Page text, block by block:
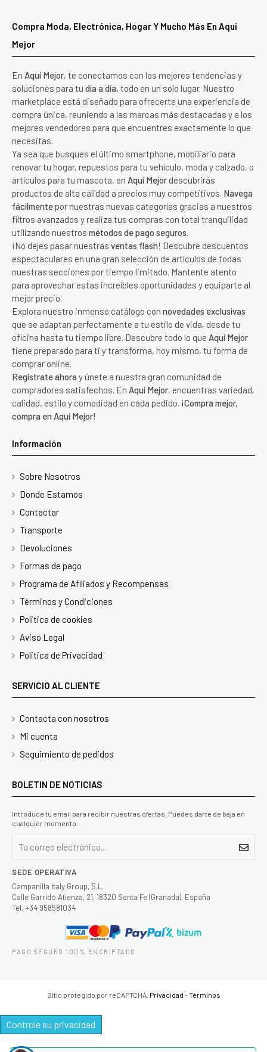
Compra Moda, Electrónica, Hogar Y Mucho Más En Aquí
Mejor
En Aquí Mejor, te conectamos con las mejores tendencias y
soluciones para tu día a día, todo en un solo lugar. Nuestro
marketplace está diseñado para ofrecerte una experiencia de
compra única, reuniendo a las marcas más destacadas y a los
mejores vendedores para que encuentres exactamente lo que
necesitas.
Ya sea que busques el último smartphone, mobiliario para
renovar tu hogar, repuestos para tu vehículo, moda y calzado, o
artículos para tu mascota, en Aquí Mejor descubrirás
productos de alta calidad a precios muy competitivos. Navega
fácilmente por nuestras nuevas categorías gracias a nuestros
filtros avanzados y realiza tus compras con total tranquilidad
utilizando nuestros métodos de pago seguros.
¡No dejes pasar nuestras ventas flash! Descubre descuentos
espectaculares en una gran selección de artículos de todas
nuestras secciones por tiempo limitado. Mantente atento
para aprovechar estas increíbles oportunidades y equiparte al
mejor precio.
Explora nuestro inmenso catálogo con novedades exclusivas
que se adaptan perfectamente a tu estilo de vida, desde tu
oficina hasta tu tiempo libre. Descubre todo lo que Aquí Mejor
tiene preparado para ti y transforma, hoy mismo, tu forma de
comprar online.
Regístrate ahora y únete a nuestra gran comunidad de
compradores satisfechos. En Aquí Mejor, encuentras variedad,
calidad, estilo y comodidad en cada pedido. ¡Compra mejor,
compra en Aquí Mejor!
Información
Sobre Nosotros
Donde Estamos
Contactar
Transporte
Devoluciones
Formas de pago
Programa de Afiliados y Recompensas
Términos y Condiciones
Politica de cookies
Aviso Legal
Politica de Privacidad
SERVICIO AL CLIENTE
Contacta con nosotros
Mi cuenta
Seguimiento de pedidos
BOLETIN DE NOTICIAS
Introduce tu email para recibir nuestras ofertas. Puedes darte de baja en
cualquier momento.
SEDE OPERATIVA
Campanilla Italy Group, S.L.
Calle Garrido Atienza, 21, 18320 Santa Fe (Granada), España
Tel. +34 958581034
PAGO SEGURO 100% ENCRIPTADO
Sitio protegido por reCAPTCHA. Privacidad -Términos
Controle su privacidad